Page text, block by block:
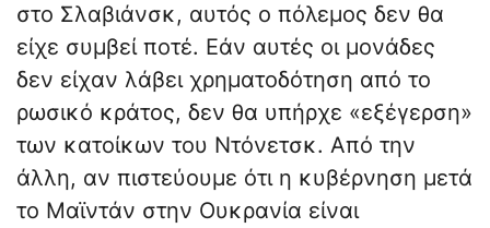
στο Σλαβιάνσκ, αυτός ο πόλεμος δεν θα
είχε συμβεί ποτέ. Εάν αυτές οι μονάδες
δεν είχαν λάβει χρηματοδότηση από το
ρωσικό κράτος, δεν θα υπήρχε «εξέγερση»
των κατοίκων του Ντόνετσκ. Από την
άλλη, αν πιστεύουμε ότι η κυβέρνηση μετά
το Μαϊντάν στην Ουκρανία είναι